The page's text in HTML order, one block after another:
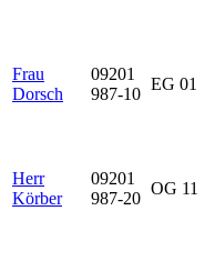
Frau
Dorsch
09201
987-10
EG 01
Herr
Körber
09201
987-20
OG 11